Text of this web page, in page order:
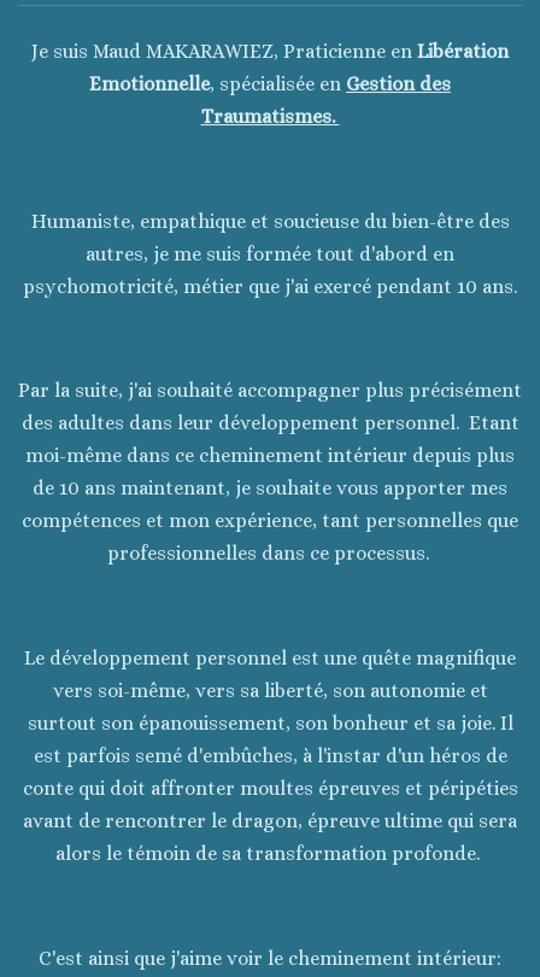
Je suis Maud MAKARAWIEZ, Praticienne en Libération
Emotionnelle, spécialisée en Gestion des
Traumatismes.
Humaniste, empathique et soucieuse du bien-être des
autres, je me suis formée tout d'abord en
psychomotricité, métier que j'ai exercé pendant 10 ans.
Par la suite, j'ai souhaité accompagner plus précisément
des adultes dans leur développement personnel. Etant
moi-même dans ce cheminement intérieur depuis plus
de 10 ans maintenant, je souhaite vous apporter mes
compétences et mon expérience, tant personnelles que
professionnelles dans ce processus.
Le développement personnel est une quête magnifique
vers soi-même, vers sa liberté, son autonomie et
surtout son épanouissement, son bonheur et sa joie. Il
est parfois semé d'embûches, à l'instar d'un héros de
conte qui doit affronter moultes épreuves et péripéties
avant de rencontrer le dragon, épreuve ultime qui sera
alors le témoin de sa transformation profonde.
C'est ainsi que j'aime voir le cheminement intérieur: